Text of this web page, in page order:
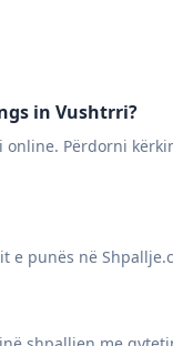
in Vushtrri?
Përdorni
e punës në